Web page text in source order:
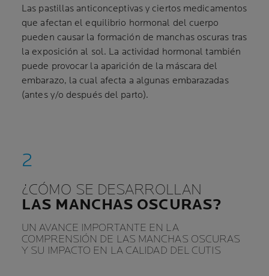
Las pastillas anticonceptivas y ciertos medicamentos
que afectan el equilibrio hormonal del cuerpo
pueden causar la formación de manchas oscuras tras
la exposición al sol. La actividad hormonal también
puede provocar la aparición de la máscara del
embarazo, la cual afecta a algunas embarazadas
(antes y/o después del parto).
¿CÓMO SE DESARROLLAN
LAS MANCHAS OSCURAS?
UN AVANCE IMPORTANTE EN LA
COMPRENSIÓN DE LAS MANCHAS OSCURAS
Y SU IMPACTO EN LA CALIDAD DEL CUTIS